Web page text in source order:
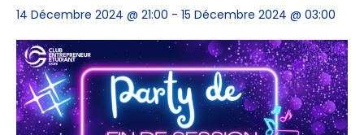
14 Décembre 2024 @ 21:00 - 15 Décembre 2024 @ 03:00